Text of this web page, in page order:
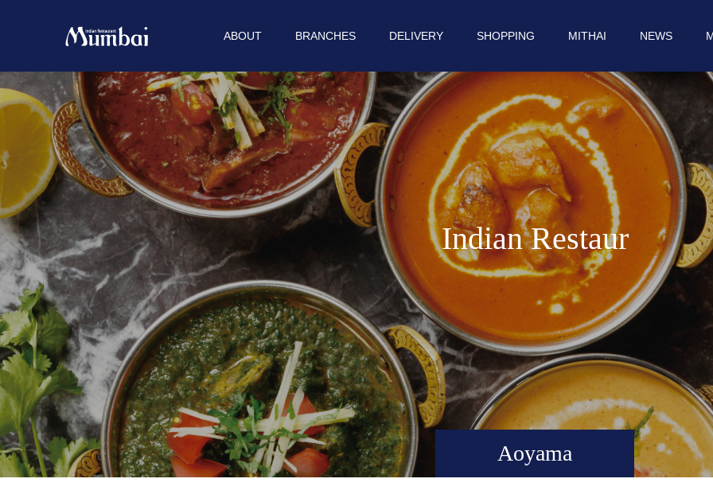
ABOUT BRANCHES DELIVERY SHOPPING MITHAI NEWS
Aoyama
Indian Restauran